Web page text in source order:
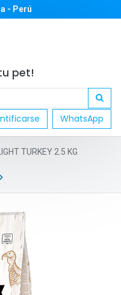
- Perú
pet!
WhatsApp
TURKEY 2.5 KG